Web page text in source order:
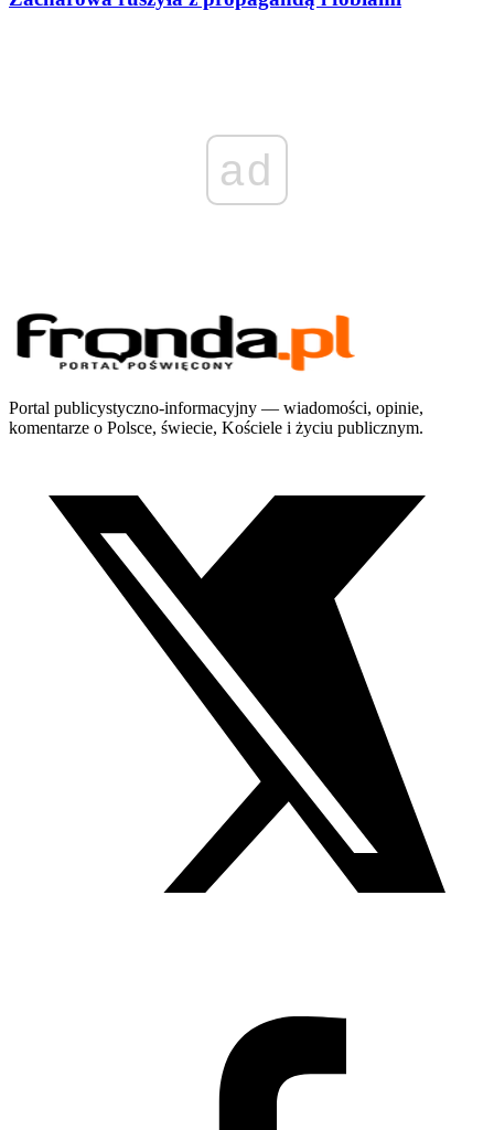
ad
Portal publicystyczno-informacyjny — wiadomości, opinie,
komentarze o Polsce, świecie, Kościele i życiu publicznym.